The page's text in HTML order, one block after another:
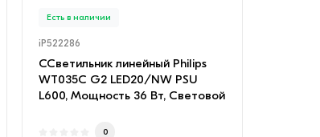
Есть в наличии
iP522286
ССветильник линейный Philips
WT035C G2 LED20/NW PSU
L600, Мощность 36 Вт, Световой
0